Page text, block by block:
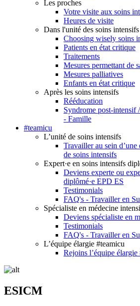
Les proches
Votre visite aux soins
Heures de visite
Dans l'unité des soins intensifs
Choosing wisely soins
Patients en état critique
Traitements
Mesures permettant de
Mesures palliatives
Enfants en état critique
Après les soins intensifs
Rééducation
Syndrome post-intensif
- Famille
#teamicu
L’unité de soins intensifs
Travailler au sein
de soins intensifs
Expert·e en soins intensifs
Deviens experte ou
diplômé·e EPD ES
Testimonials
FAQ's - Travailler en
Spécialiste en médecine
Deviens spécialiste en
Testimonials
FAQ's - Travailler en
L’équipe élargie #teamicu
Rejoins l’équipe élargie
ESICM